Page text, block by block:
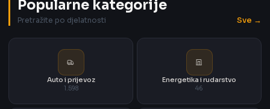
Popularne kategorije
Pretražite po djelatnosti Sve →
Auto i prijevoz
1.598
Energetika i rudarstvo
46